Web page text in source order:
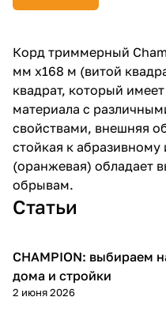
Корд триммерный
мм х168 м (витой
квадрат, который
материала с
свойствами, внешняя
стойкая к абразивному
(оранжевая) обладает
обрывам.
Статьи
Пилы
CHAMPION: выбираем
дома и стройки
2 июня 2026
недели